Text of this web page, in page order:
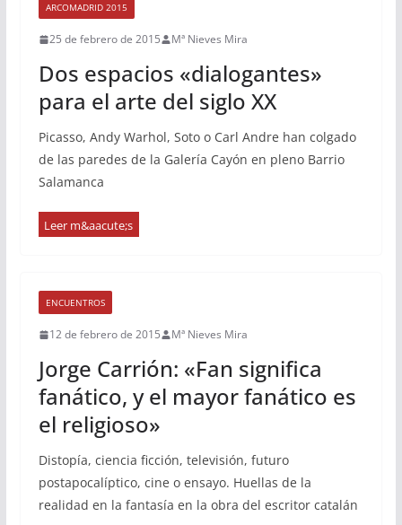
ARCOMADRID 2015
25 de febrero de 2015 Mª Nieves Mira
Dos espacios «dialogantes»
para el arte del siglo XX
Picasso, Andy Warhol, Soto o Carl Andre han colgado
de las paredes de la Galería Cayón en pleno Barrio
Salamanca
ENCUENTROS
12 de febrero de 2015 Mª Nieves Mira
Jorge Carrión: «Fan significa
fanático, y el mayor fanático es
el religioso»
Distopía, ciencia ficción, televisión, futuro
postapocalíptico, cine o ensayo. Huellas de la
realidad en la fantasía en la obra del escritor catalán